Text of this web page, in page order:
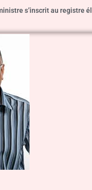
s’inscrit au registre